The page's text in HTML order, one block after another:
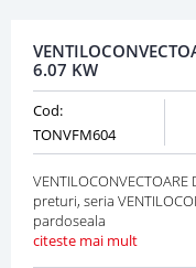
6.07 KW
Cod:
TONVFM604
VENTILOCONVECTOARE
preturi, seria
pardoseala
citeste mai mult